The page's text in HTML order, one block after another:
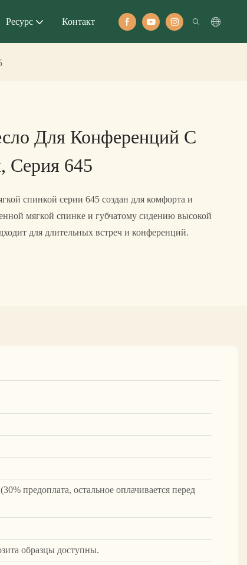
Ресурс Контакт
Для Конференций С
Серия 645
спинкой серии 645 создан для комфорта и
мягкой спинке и губчатому сидению высокой
для длительных встреч и конференций.
предоплата, остальное оплачивается перед
образцы доступны.